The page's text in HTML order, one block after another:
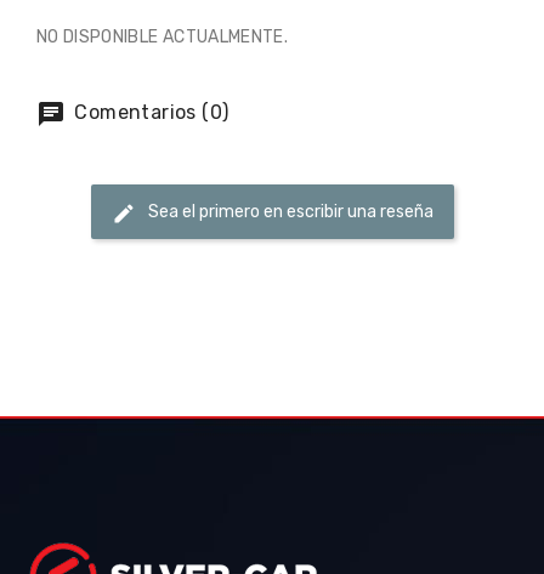
NO DISPONIBLE ACTUALMENTE.
Comentarios (0)
Sea el primero en escribir una reseña